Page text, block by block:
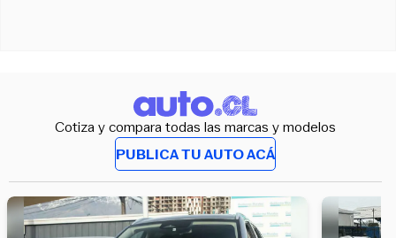
Cotiza y compara todas las marcas y modelos
PUBLICA TU AUTO ACÁ